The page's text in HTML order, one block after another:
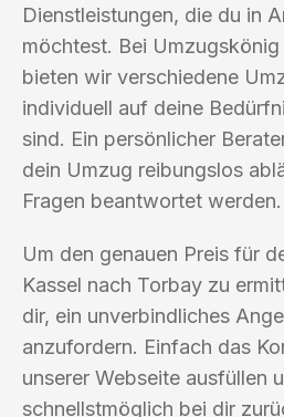
Dienstleistungen, die du in
möchtest. Bei Umzugskönig
bieten wir verschiedene
individuell auf deine
sind. Ein persönlicher
dein Umzug reibungslos
Fragen beantwortet werden.
Um den genauen Preis für
Kassel nach Torbay zu
dir, ein unverbindliches
anzufordern. Einfach das
unserer Webseite ausfüllen
schnellstmöglich bei dir